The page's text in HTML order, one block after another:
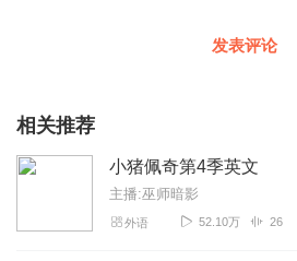
发表评论
相关推荐
小猪佩奇第4季英文
主播:巫师暗影
外语 52.10万 26